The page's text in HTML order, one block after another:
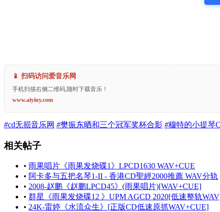
📱 扫码访问爱音乐网
手机扫描右侧二维码,随时下载音乐！
www.aiyiny.com
#cd无损音乐网 #樊振东晒和三个冠军奖杯合影 #穆特的小提琴
相关帖子
• 雨果唱片《雨果发烧碟1》LPCD1630 WAV+CUE
• 阿卡多与五把名琴1-II - 香港CD聖經2000推薦 WAV分轨
• 2008-赵鹏《赵鹏LPCD45》(雨果唱片)[WAV+CUE]
• 群星《雨果发烧碟12 》UPM AGCD 2020[低速整轨
• 24K-雷婷《水流众生》[正版CD低速原抓WAV+CUE]